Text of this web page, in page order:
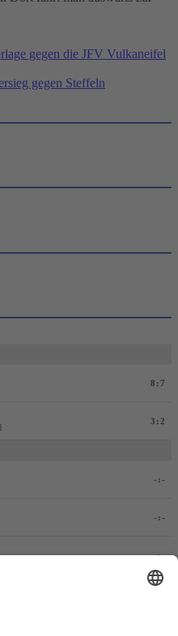
gegen die JFV Vulkaneifel
gegen Steffeln